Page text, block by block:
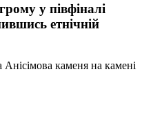
у півфіналі
етнічній
каменя на камені